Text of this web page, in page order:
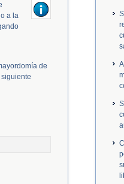
a la
de